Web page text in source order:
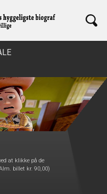
at klikke på de
billet kr. 90,00)
014451